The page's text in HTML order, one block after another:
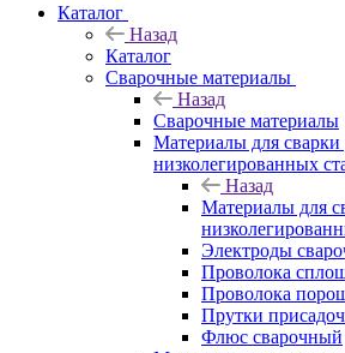
Каталог
Назад
Каталог
Сварочные материалы
Назад
Сварочные материалы
Материалы для сварки
низколегированных
Назад
Материалы для
Электроды
Проволока
Проволока
Прутки
Флюс сварочный